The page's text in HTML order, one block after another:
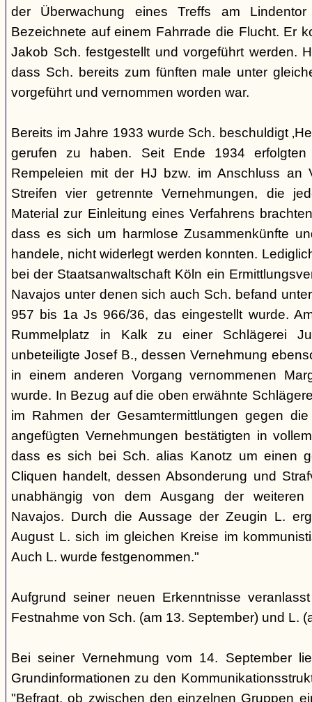
der Überwachung eines Treffs am
Bezeichnete auf einem Fahrrade die Flucht. Er
Jakob Sch. festgestellt und vorgeführt werden.
dass Sch. bereits zum fünften male unter
vorgeführt und vernommen worden war.
Bereits im Jahre 1933 wurde Sch. beschuldigt
gerufen zu haben. Seit Ende 1934
Rempeleien mit der HJ bzw. im Anschluss an
Streifen vier getrennte Vernehmungen, die
Material zur Einleitung eines Verfahrens
dass es sich um harmlose Zusammenkünfte
handele, nicht widerlegt werden konnten.
bei der Staatsanwaltschaft Köln ein
Navajos unter denen sich auch Sch. befand
957 bis 1a Js 966/36, das eingestellt wurde.
Rummelplatz in Kalk zu einer Schlägerei
unbeteiligte Josef B., dessen Vernehmung
in einem anderen Vorgang vernommenen
wurde. In Bezug auf die oben erwähnte
im Rahmen der Gesamtermittlungen gegen
angefügten Vernehmungen bestätigten in
dass es sich bei Sch. alias Kanotz um einen
Cliquen handelt, dessen Absonderung und
unabhängig von dem Ausgang der weiteren
Navajos. Durch die Aussage der Zeugin L.
August L. sich im gleichen Kreise im
Auch L. wurde festgenommen."
Aufgrund seiner neuen Erkenntnisse
Festnahme von Sch. (am 13. September) und L.
Bei seiner Vernehmung vom 14. September
Grundinformationen zu den
"Befragt, ob zwischen den einzelnen Gruppen